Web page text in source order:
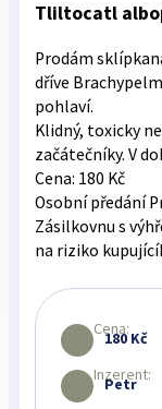
Tliltocatl
Prodám
dříve
pohlaví.
Klidný, toxicky
začátečníky. V
Cena: 180 Kč
Osobní předání
Zásilkovnu s
na riziko
Cena:
180 Kč
Inzerent:
Petr